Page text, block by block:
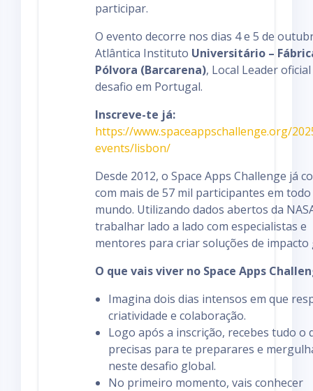
participar.
O evento decorre nos dias 4 e 5 de
Atlântica Instituto Universitário –
Pólvora (Barcarena), Local Leader
desafio em Portugal.
Inscreve-te já:
https://www.spaceappschallenge.org/
events/lisbon/
Desde 2012, o Space Apps Challenge já
com mais de 57 mil participantes em
mundo. Utilizando dados abertos da
trabalhar lado a lado com especialistas e
mentores para criar soluções de impacto
O que vais viver no Space Apps
Imagina dois dias intensos em que
criatividade e colaboração.
Logo após a inscrição, recebes tudo o
precisas para te preparares e
neste desafio global.
No primeiro momento, vais conhecer